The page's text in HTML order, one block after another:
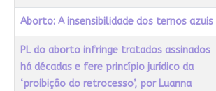
Aborto: A insensibilidade dos ternos azuis
PL do aborto infringe tratados assinados
há décadas e fere princípio jurídico da
‘proibição do retrocesso’, por Luanna